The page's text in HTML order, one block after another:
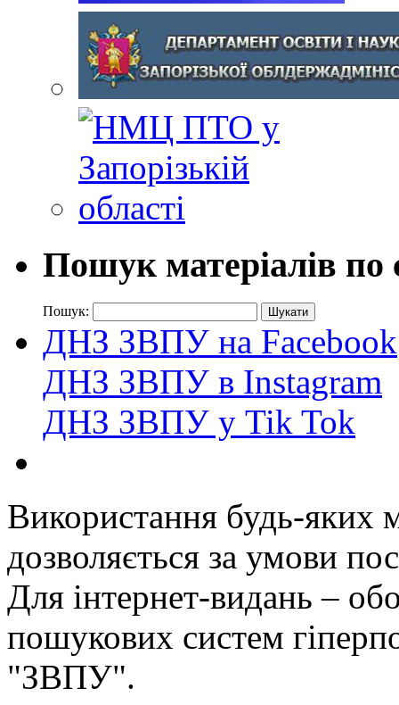
Пошук матеріалів по
Пошук:
ДНЗ ЗВПУ на Facebook
ДНЗ ЗВПУ в Instagram
ДНЗ ЗВПУ у Tik Tok
Використання будь-яких
дозволяється за умови
Для інтернет-видань –
пошукових систем
"ЗВПУ".